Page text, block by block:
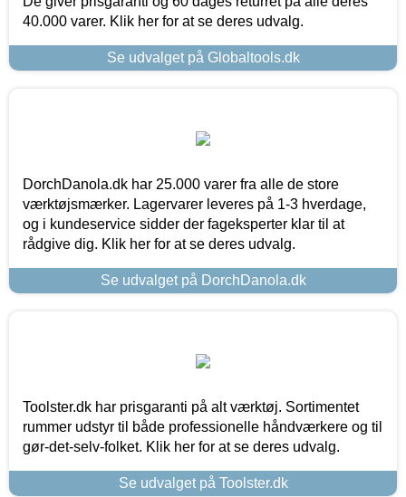
40.000 varer. Klik her for at se deres udvalg.
Se udvalget på Globaltools.dk
DorchDanola.dk har 25.000 varer fra alle de store
værktøjsmærker. Lagervarer leveres på 1-3 hverdage,
og i kundeservice sidder der fageksperter klar til at
rådgive dig. Klik her for at se deres udvalg.
Se udvalget på DorchDanola.dk
Toolster.dk har prisgaranti på alt værktøj. Sortimentet
rummer udstyr til både professionelle håndværkere og til
gør-det-selv-folket. Klik her for at se deres udvalg.
Se udvalget på Toolster.dk